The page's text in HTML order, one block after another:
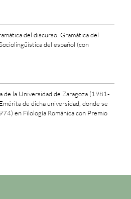
del discurso. Gramática del
del español (con
de la Universidad de Zaragoza (1981-
de dicha universidad, donde se
en Filología Románica con Premio